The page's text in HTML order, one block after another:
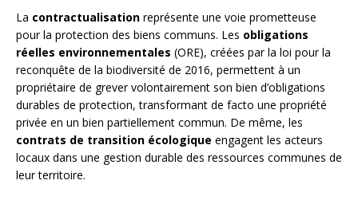
La contractualisation représente une voie prometteuse
pour la protection des biens communs. Les obligations
réelles environnementales (ORE), créées par la loi pour la
reconquête de la biodiversité de 2016, permettent à un
propriétaire de grever volontairement son bien d’obligations
durables de protection, transformant de facto une propriété
privée en un bien partiellement commun. De même, les
contrats de transition écologique engagent les acteurs
locaux dans une gestion durable des ressources communes de
leur territoire.